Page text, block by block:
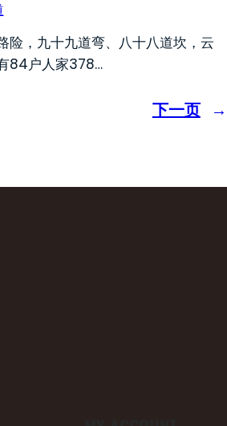
险，九十九道弯、八十八道坎，云
84户人家378…
下一页 →